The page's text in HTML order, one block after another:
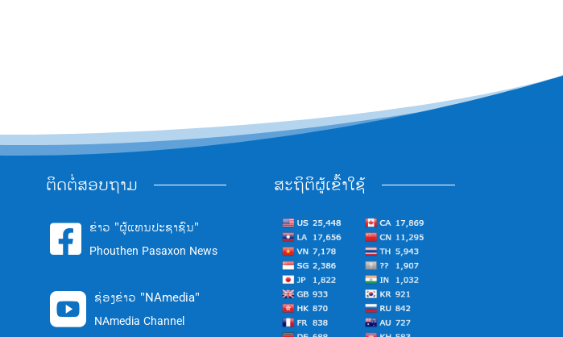
ຕິດຕໍ່ສອບຖາມ
 ຂ່າວ "ຜູ້ແທນປະຊາຊົນ"
Phouthen Pasaxon News
 ຊ່ອງຂ່າວ "NAmedia"
NAmedia Channel
ສະຖິຕິຜູ້ເຂົ້າໃຊ້